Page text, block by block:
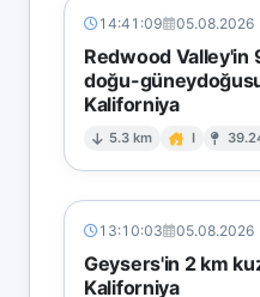
14:41:09 05.08.2026
Redwood Valley'in
doğu-
Kaliforniya
5.3 km I
13:10:03 05.08.2026
Geysers'in 2 km
Kaliforniya